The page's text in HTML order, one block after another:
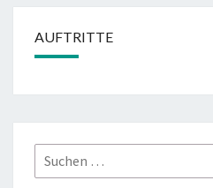
AUFTRITTE
Suchen
nach: